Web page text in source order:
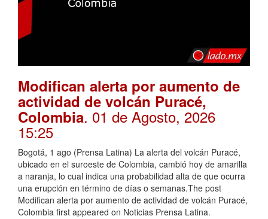
Modifican alerta por aumento de
actividad de volcán Puracé,
Colombia. 01 de Agosto, 2026
15:25
Bogotá, 1 ago (Prensa Latina) La alerta del volcán Puracé,
ubicado en el suroeste de Colombia, cambió hoy de amarilla
a naranja, lo cual indica una probabilidad alta de que ocurra
una erupción en término de días o semanas.The post
Modifican alerta por aumento de actividad de volcán Puracé,
Colombia first appeared on Noticias Prensa Latina.